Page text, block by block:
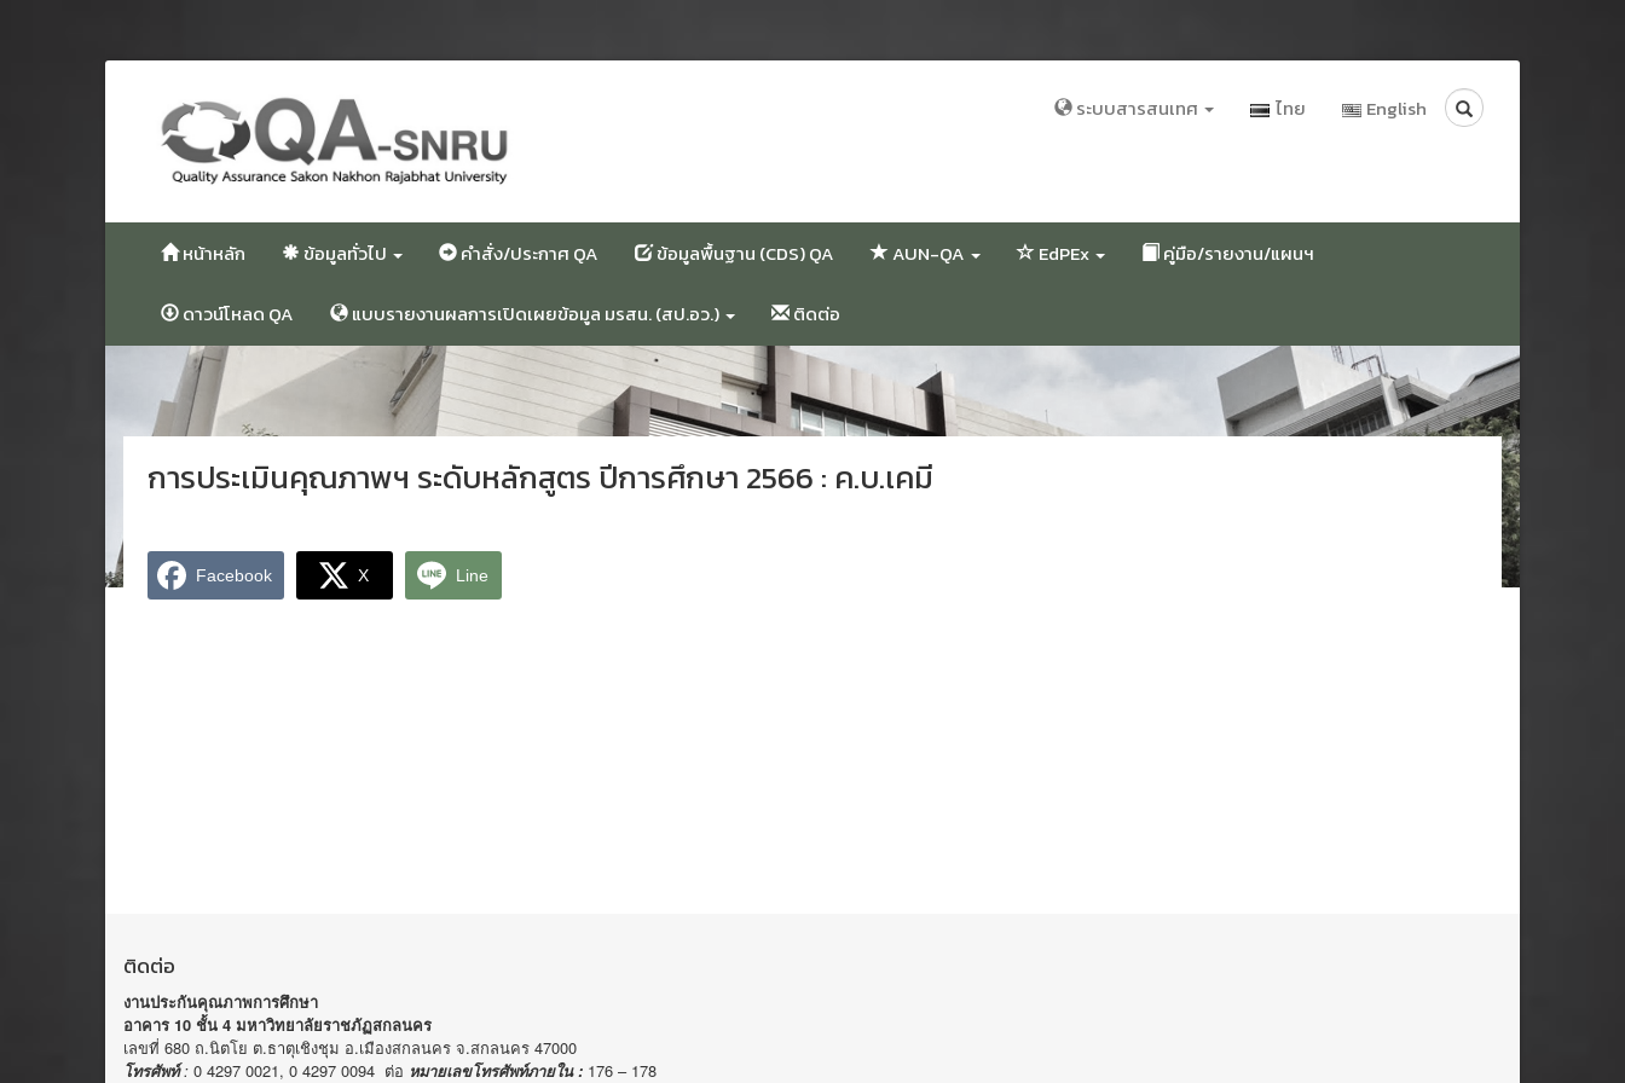
เนื้อหา
ระบบสารสนเทศ ไทย English Search
หน้าหลัก ข้อมูลทั่วไป คำสั่ง/ประกาศ QA ข้อมูลพื้นฐาน (CDS) QA AUN-QA EdPEx คู่มือ/รายงาน/แผนฯ
ดาวน์โหลด QA แบบรายงานผลการเปิดเผยข้อมูล มรสน. (สป.อว.) ติดต่อ
การประเมินคุณภาพฯ ระดับหลักสูตร ปีการศึกษา 2566 : ค.บ.เคมี
Facebook X Line
ติดต่อ
งานประกันคุณภาพการศึกษา
อาคาร 10 ชั้น 4 มหาวิทยาลัยราชภัฏสกลนคร
เลขที่ 680 ถ.นิตโย ต.ธาตุเชิงชุม อ.เมืองสกลนคร จ.สกลนคร 47000
โทรศัพท์: 0 4297 0021, 0 4297 0094 ต่อ หมายเลขโทรศัพท์ภายใน : 176 – 178